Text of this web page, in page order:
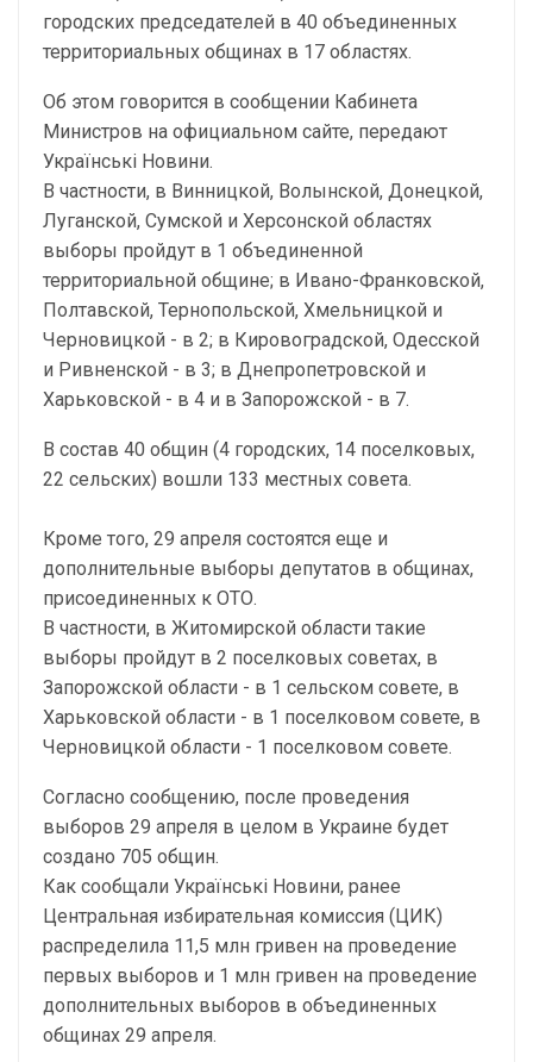
городских председателей в 40 объединенных
территориальных общинах в 17 областях.
Об этом говорится в сообщении Кабинета
Министров на официальном сайте, передают
Українські Новини.
В частности, в Винницкой, Волынской, Донецкой,
Луганской, Сумской и Херсонской областях
выборы пройдут в 1 объединенной
территориальной общине; в Ивано-Франковской,
Полтавской, Тернопольской, Хмельницкой и
Черновицкой - в 2; в Кировоградской, Одесской
и Ривненской - в 3; в Днепропетровской и
Харьковской - в 4 и в Запорожской - в 7.
В состав 40 общин (4 городских, 14 поселковых,
22 сельских) вошли 133 местных совета.
Кроме того, 29 апреля состоятся еще и
дополнительные выборы депутатов в общинах,
присоединенных к ОТО.
В частности, в Житомирской области такие
выборы пройдут в 2 поселковых советах, в
Запорожской области - в 1 сельском совете, в
Харьковской области - в 1 поселковом совете, в
Черновицкой области - 1 поселковом совете.
Согласно сообщению, после проведения
выборов 29 апреля в целом в Украине будет
создано 705 общин.
Как сообщали Українські Новини, ранее
Центральная избирательная комиссия (ЦИК)
распределила 11,5 млн гривен на проведение
первых выборов и 1 млн гривен на проведение
дополнительных выборов в объединенных
общинах 29 апреля.